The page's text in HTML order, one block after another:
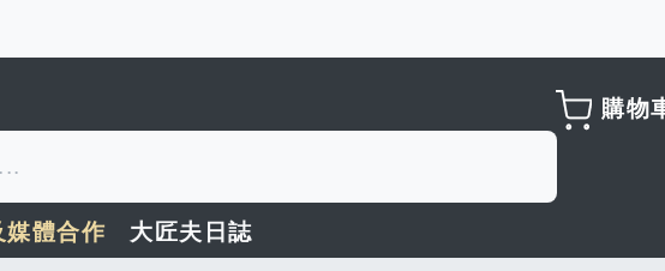
購物
體合作 大匠夫日誌